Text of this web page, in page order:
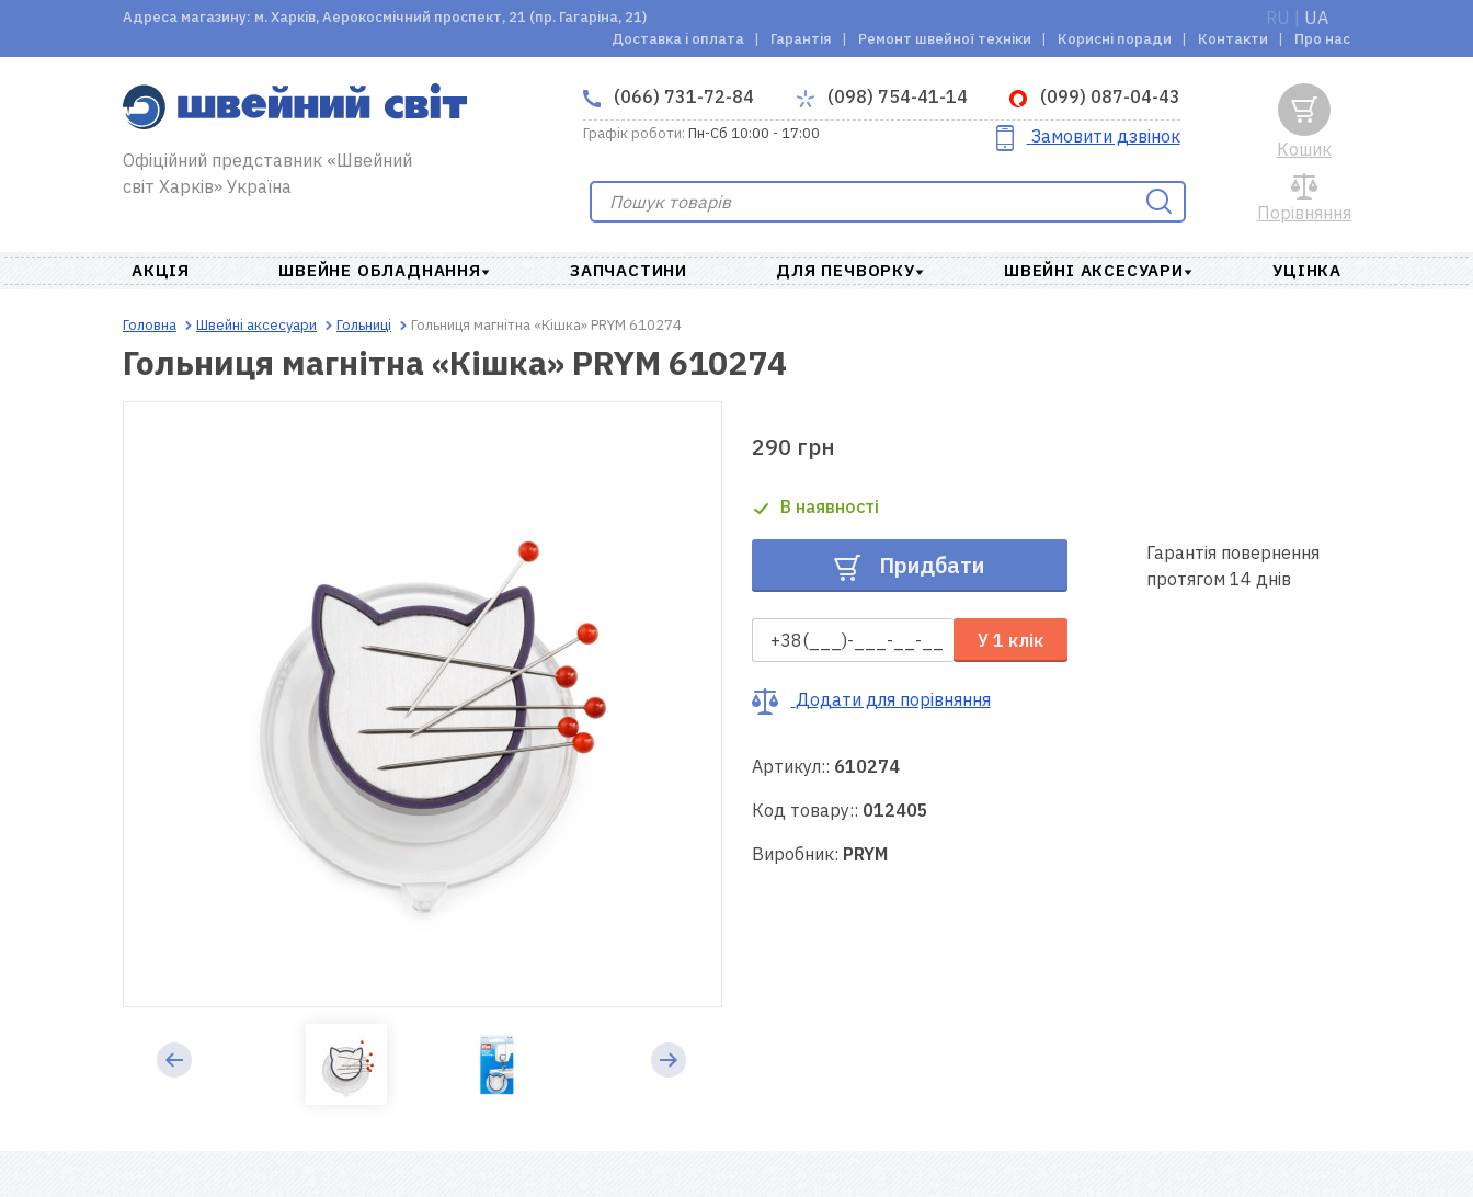
Адреса магазину: м. Харків, Аерокосмічний проспект, 21 (пр. Гагаріна, 21) RU UA
Доставка і оплата Гарантія Ремонт швейної техніки Корисні поради Контакти Про нас
Офіційний представник «Швейний
світ Харків» Україна
(066) 731-72-84 (098) 754-41-14 (099) 087-04-43
Графік роботи: Пн-Сб 10:00 - 17:00 Замовити дзвінок
Порівняння
Кошик
АКЦІЯ ШВЕЙНЕ ОБЛАДНАННЯ ЗАПЧАСТИНИ ДЛЯ ПЕЧВОРКУ ШВЕЙНІ АКСЕСУАРИ УЦІНКА
Головна Швейні аксесуари Гольниці Гольниця магнітна «Кішка» PRYM 610274
Гольниця магнітна «Кішка» PRYM 610274
290 грн
В наявності
Придбати
У 1 клік
Гарантія повернення
протягом 14 днів
Додати для порівняння
Артикул:: 610274
Код товару:: 012405
Виробник: PRYM